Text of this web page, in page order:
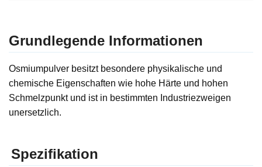
Grundlegende Informationen
Osmiumpulver besitzt besondere physikalische und
chemische Eigenschaften wie hohe Härte und hohen
Schmelzpunkt und ist in bestimmten Industriezweigen
unersetzlich.
Spezifikation